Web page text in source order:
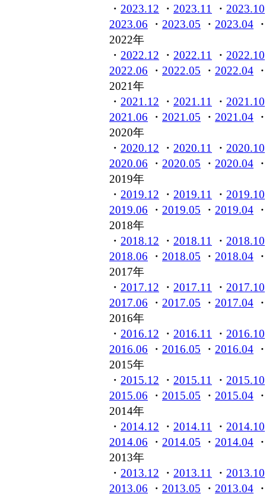
・ 2023.12 ・ 2023.11 ・ 2023.10
2023.06 ・ 2023.05 ・ 2023.04
2022年
・ 2022.12 ・ 2022.11 ・ 2022.10
2022.06 ・ 2022.05 ・ 2022.04
2021年
・ 2021.12 ・ 2021.11 ・ 2021.10
2021.06 ・ 2021.05 ・ 2021.04
2020年
・ 2020.12 ・ 2020.11 ・ 2020.10
2020.06 ・ 2020.05 ・ 2020.04
2019年
・ 2019.12 ・ 2019.11 ・ 2019.10
2019.06 ・ 2019.05 ・ 2019.04
2018年
・ 2018.12 ・ 2018.11 ・ 2018.10
2018.06 ・ 2018.05 ・ 2018.04
2017年
・ 2017.12 ・ 2017.11 ・ 2017.10
2017.06 ・ 2017.05 ・ 2017.04
2016年
・ 2016.12 ・ 2016.11 ・ 2016.10
2016.06 ・ 2016.05 ・ 2016.04
2015年
・ 2015.12 ・ 2015.11 ・ 2015.10
2015.06 ・ 2015.05 ・ 2015.04
2014年
・ 2014.12 ・ 2014.11 ・ 2014.10
2014.06 ・ 2014.05 ・ 2014.04
2013年
・ 2013.12 ・ 2013.11 ・ 2013.10
2013.06 ・ 2013.05 ・ 2013.04